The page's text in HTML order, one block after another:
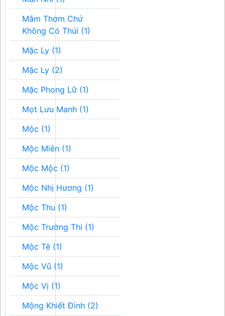
Mắm Thơm Chứ
Không Có Thúi (1)
Mặc Ly (1)
Mặc Ly (2)
Mặc Phong Lữ (1)
Mọt Lưu Manh (1)
Mộc (1)
Mộc Miên (1)
Mộc Mộc (1)
Mộc Nhị Hương (1)
Mộc Thu (1)
Mộc Trường Thi (1)
Mộc Tê (1)
Mộc Vũ (1)
Mộc Vị (1)
Mộng Khiết Đình (2)